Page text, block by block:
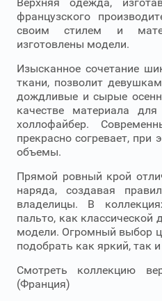
французского
своим стилем и
изготовлены модели.
Изысканное сочетание
ткани, позволит
дождливые и сырые
качестве материала для
холлофайбер.
прекрасно согревает, при
объемы.
Прямой ровный крой
наряда, создавая
владелицы. В
пальто, как классической
модели. Огромный выбор
подобрать как яркий, так
Смотреть коллекцию
(Франция)